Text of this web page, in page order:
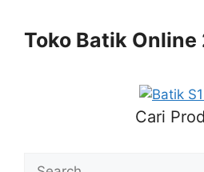
contentToko Batik Online
Cari